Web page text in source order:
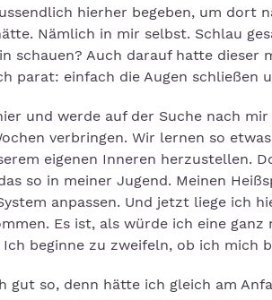
hierher begeben, um dort
Nämlich in mir selbst. Schlau
schauen? Auch darauf hatte dieser
parat: einfach die Augen schließen
und werde auf der Suche nach
verbringen. Wir lernen so
eigenen Inneren herzustellen.
so in meiner Jugend. Meinen
anpassen. Und jetzt liege ich
Es ist, als würde ich eine
beginne zu zweifeln, ob ich mich
gut so, denn hätte ich gleich am